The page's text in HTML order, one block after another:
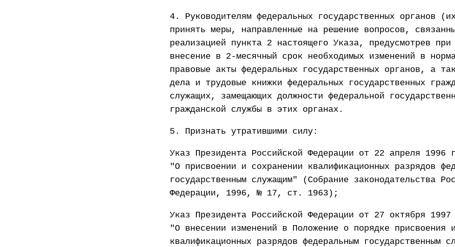
4. Руководителям федеральных государственных органов
принять меры, направленные на решение вопросов,
реализацией пункта 2 настоящего Указа, предусмотрев при
внесение в 2-месячный срок необходимых изменений в
правовые акты федеральных государственных органов, а
дела и трудовые книжки федеральных государственных
служащих, замещающих должности федеральной
гражданской службы в этих органах.
5. Признать утратившими силу:
Указ Президента Российской Федерации от 22 апреля 1996
"О присвоении и сохранении квалификационных разрядов
государственным служащим" (Собрание законодательства
Федерации, 1996, № 17, ст. 1963);
Указ Президента Российской Федерации от 27 октября
"О внесении изменений в Положение о порядке присвоения
квалификационных разрядов федеральным государственным